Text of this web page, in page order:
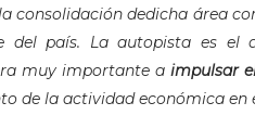
consolidación dedicha área
del país. La autopista es el
muy importante a impulsar
de la actividad económica en